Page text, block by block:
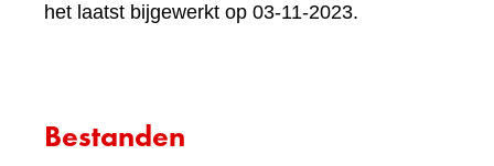
het laatst bijgewerkt op 03-11-2023.
Bestanden